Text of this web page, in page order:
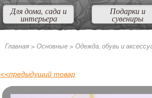
Для дома, сада и
интерьера
Подарки и
сувениры
Главная > Основные > Одежда, обувь и
<<предыдущий товар